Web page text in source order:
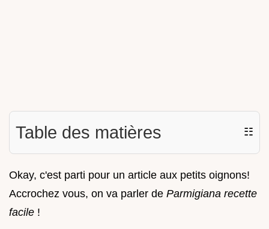
Table des matières ☷
Okay, c'est parti pour un article aux petits oignons!
Accrochez vous, on va parler de Parmigiana recette
facile !